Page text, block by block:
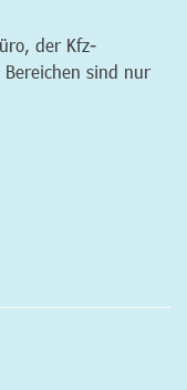
der Kfz-
sind nur